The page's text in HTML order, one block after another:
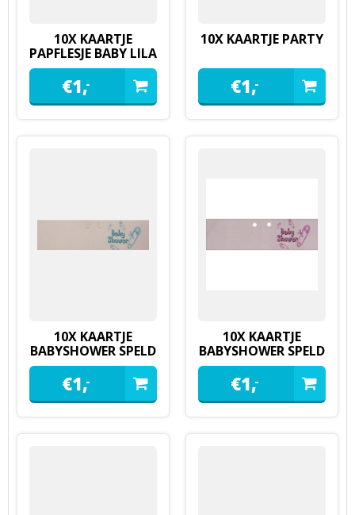
10X KAARTJE
PAPFLESJE BABY LILA
€1,-
10X KAARTJE PARTY
€1,-
10X KAARTJE
BABYSHOWER SPELD
BLAUW
€1,-
10X KAARTJE
BABYSHOWER SPELD
ROZE
€1,-